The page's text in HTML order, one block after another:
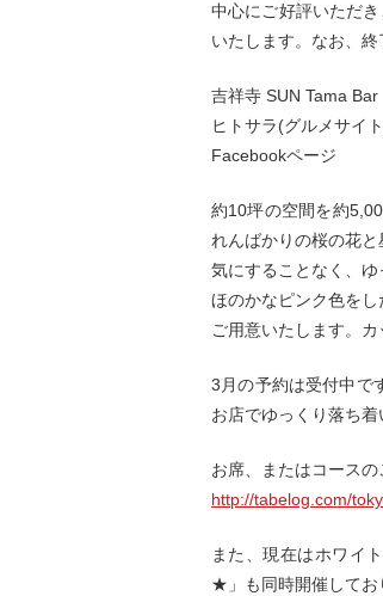
中心にご好評いただ
いたします。なお、
吉祥寺 SUN Tama Bar
ヒトサラ(グルメサ
Facebookペ
約10坪の空間を約
れんばかりの桜の花
気にすることなく、ゆ
ほのかなピンク色を
ご用意いたします。
3月の予約は受付中で
お店でゆっくり落ち着
お席、またはコースの
http://tabelog.com/
また、現在はホワイ
★」も同時開催してお